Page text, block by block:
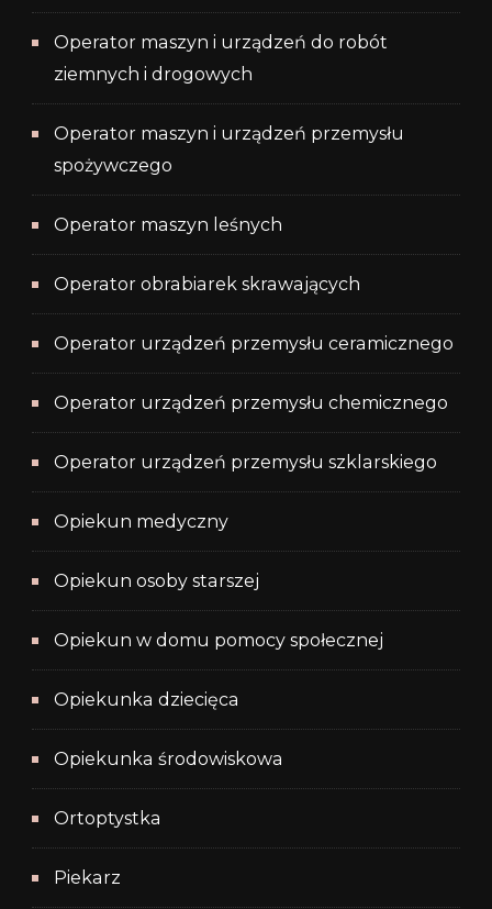
Operator maszyn i urządzeń do robót
ziemnych i drogowych
Operator maszyn i urządzeń przemysłu
spożywczego
Operator maszyn leśnych
Operator obrabiarek skrawających
Operator urządzeń przemysłu ceramicznego
Operator urządzeń przemysłu chemicznego
Operator urządzeń przemysłu szklarskiego
Opiekun medyczny
Opiekun osoby starszej
Opiekun w domu pomocy społecznej
Opiekunka dziecięca
Opiekunka środowiskowa
Ortoptystka
Piekarz